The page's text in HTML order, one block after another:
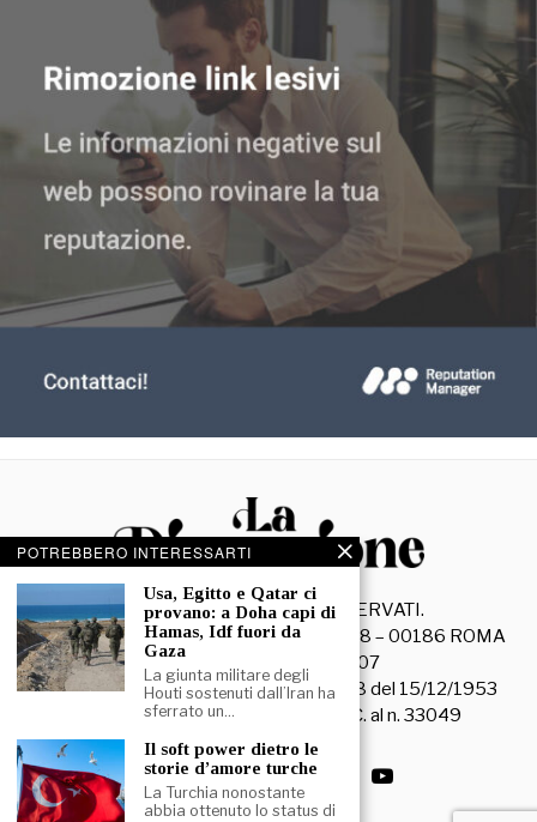
© 2026- TUTTI I DIRITTI RISERVATI.
La Discussione S.r.l. – Piazza Capranica, 78 – 00186 ROMA
C.F. e P. IVA 15045971007
Registrazione Tribunale di Roma n. 3628 del 15/12/1953
La società editrice è iscritta al R.O.C. al n. 33049
POTREBBERO INTERESSARTI
Usa, Egitto e Qatar ci
provano: a Doha capi di
Hamas, Idf fuori da
Gaza
La giunta militare degli
Houti sostenuti dall’Iran ha
sferrato un…
Il soft power dietro le
storie d’amore turche
La Turchia nonostante
abbia ottenuto lo status di